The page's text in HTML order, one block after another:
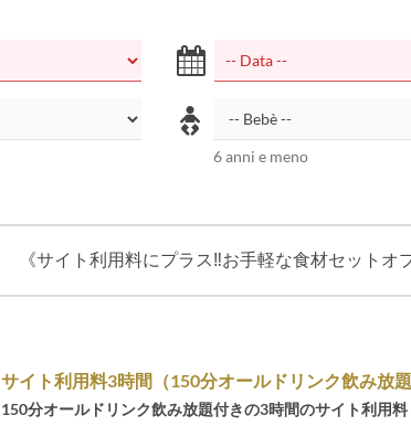
6 anni e meno
《サイト利用料にプラス‼お手軽な食材セットオ
サイト利用料3時間（150分オールドリンク飲み放題
150分オールドリンク飲み放題付きの3時間のサイト利用